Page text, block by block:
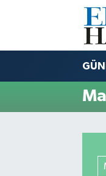
Hava Durumu
Son Dakika